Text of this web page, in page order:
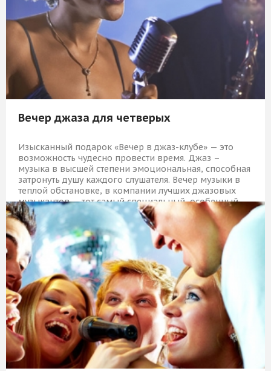
Вечер джаза для четверых
Изысканный подарок «Вечер в джаз-клубе» — это
возможность чудесно провести время. Джаз –
музыка в высшей степени эмоциональная, способная
затронуть душу каждого слушателя. Вечер музыки в
теплой обстановке, в компании лучших джазовых
музыкантов — тот самый специальный, особенный
случай для встречи с близкими людьми и редкий,
уникальный подарок, которого в Москве, пожалуй,
больше и не найти.
15 809 Р КУПИТЬ